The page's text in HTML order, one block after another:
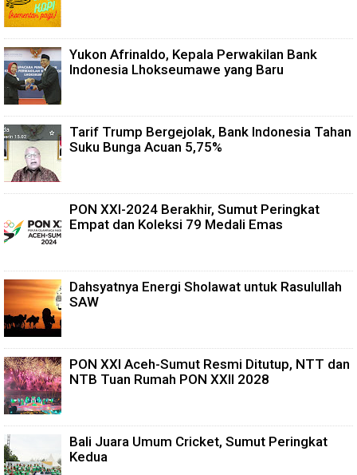
Yukon Afrinaldo, Kepala Perwakilan Bank
Indonesia Lhokseumawe yang Baru
Tarif Trump Bergejolak, Bank Indonesia Tahan
Suku Bunga Acuan 5,75%
PON XXI-2024 Berakhir, Sumut Peringkat
Empat dan Koleksi 79 Medali Emas
Dahsyatnya Energi Sholawat untuk Rasulullah
SAW
PON XXI Aceh-Sumut Resmi Ditutup, NTT dan
NTB Tuan Rumah PON XXII 2028
Bali Juara Umum Cricket, Sumut Peringkat
Kedua